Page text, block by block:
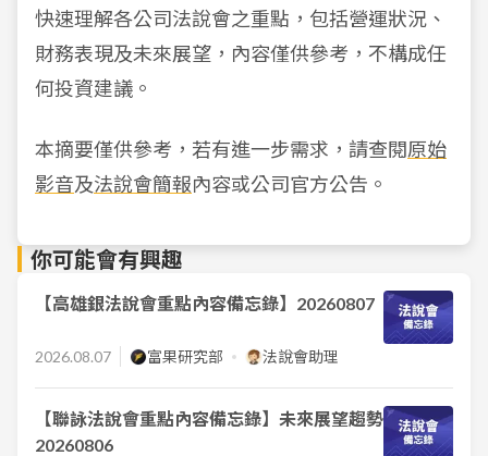
快速理解各公司法說會之重點，包括營運狀況、
財務表現及未來展望，內容僅供參考，不構成任
何投資建議。
本摘要僅供參考，若有進一步需求，請查閱原始
影音及法說會簡報內容或公司官方公告。
你可能會有興趣
【高雄銀法說會重點內容備忘錄】20260807
2026.08.07 富果研究部 法說會助理
【聯詠法說會重點內容備忘錄】未來展望趨勢
20260806